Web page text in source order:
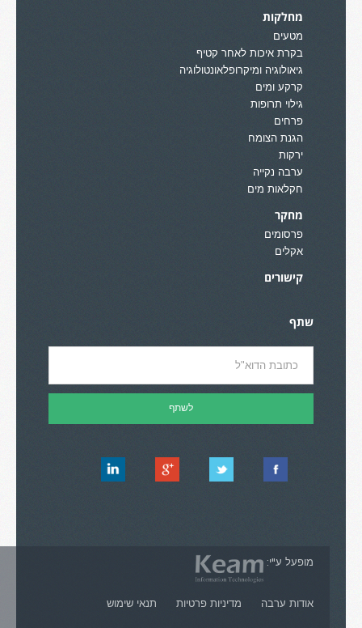
מחלקות
מטעים
בקרת איכות לאחר קטיף
גיאולוגיה ומיקרופלאונטולוגיה
קרקע ומים
גילוי תרופות
פרחים
הגנת הצומח
ירקות
ערבה נקייה
חקלאות מים
מחקר
פרסומים
אקלים
קישורים
שתף
מופעל ע"י:
אודות ערבה מדיניות פרטיות תנאי שימוש